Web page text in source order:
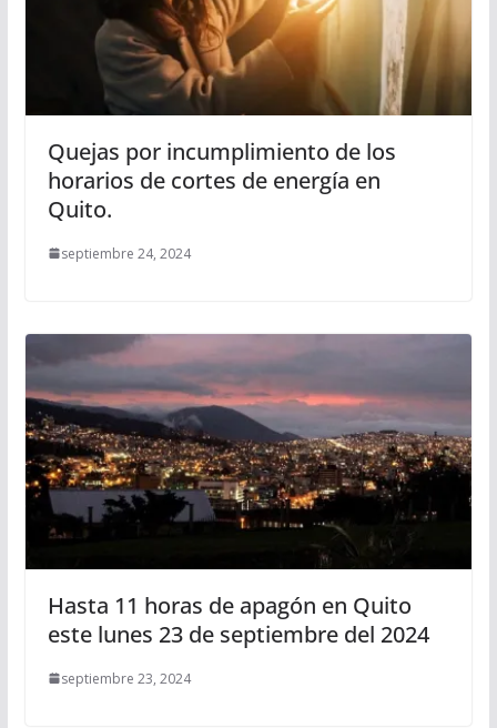
Quejas por incumplimiento de los
horarios de cortes de energía en
Quito.
septiembre 24, 2024
Hasta 11 horas de apagón en Quito
este lunes 23 de septiembre del 2024
septiembre 23, 2024